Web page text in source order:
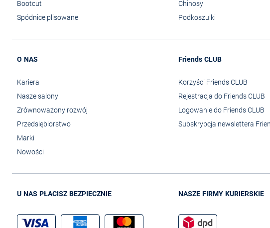
Bootcut
Spódnice plisowane
Chinosy
Podkoszulki
O NAS
Kariera
Nasze salony
Zrównoważony rozwój
Przedsiębiorstwo
Marki
Nowości
Friends CLUB
Korzyści Friends CLUB
Rejestracja do Friends CLUB
Logowanie do Friends CLUB
Subskrypcja newslettera
U NAS PŁACISZ BEZPIECZNIE NASZE FIRMY KURIERSKIE